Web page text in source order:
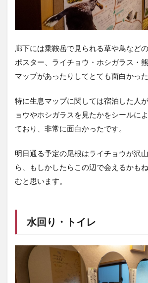
廊下には乗鞍岳で見られる草や鳥など
ポスター、ライチョウ・ホシガラス・
マップがあったりしてとても面白かった
特に生息マップに関しては宿泊した人
ョウやホシガラスを見たかをシールに
ており、非常に面白かったです。
明日通る予定の尾根はライチョウが沢
ら、もしかしたらこの辺で会えるかも
むと思います。
水回り・トイレ